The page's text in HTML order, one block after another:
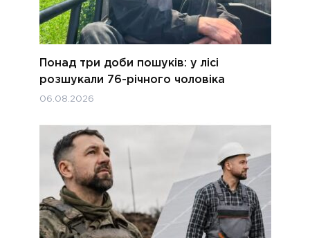
Понад три доби пошуків: у лісі
розшукали 76-річного чоловіка
06.08.2026